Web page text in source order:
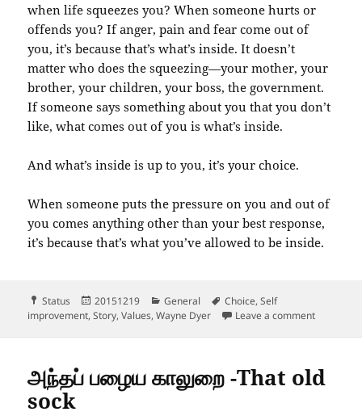
when life squeezes you? When someone hurts or
offends you? If anger, pain and fear come out of
you, it’s because that’s what’s inside. It doesn’t
matter who does the squeezing—your mother, your
brother, your children, your boss, the government.
If someone says something about you that you don’t
like, what comes out of you is what’s inside.
And what’s inside is up to you, it’s your choice.
When someone puts the pressure on you and out of
you comes anything other than your best response,
it’s because that’s what you’ve allowed to be inside.
Format
Status
Posted
on
20151219 Categories
General Tags
Choice,Self
improvement,Story,Values,Wayne Dyer Leave a commenton Here
அந்தப் பழைய காலுறை -That old
sock